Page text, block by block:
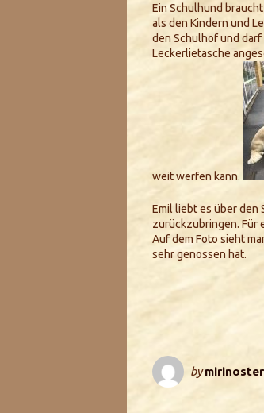
Ein Schulhund
als den Kindern und
den Schulhof und
Leckerlietasche
weit werfen kann.
Emil liebt es über den
zurückzubringen. Für
Auf dem Foto sieht
sehr genossen hat.
bymirinoster